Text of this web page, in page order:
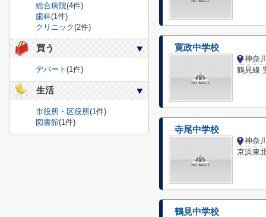
寛政中学校
神奈
鶴見線
寺尾中学校
京浜東
鶴見中学校
総合病院(4件)
歯科(1件)
クリニック(2件)
買う
デパート (1件)
生活
市役所・区役所(1件)
図書館(1件)